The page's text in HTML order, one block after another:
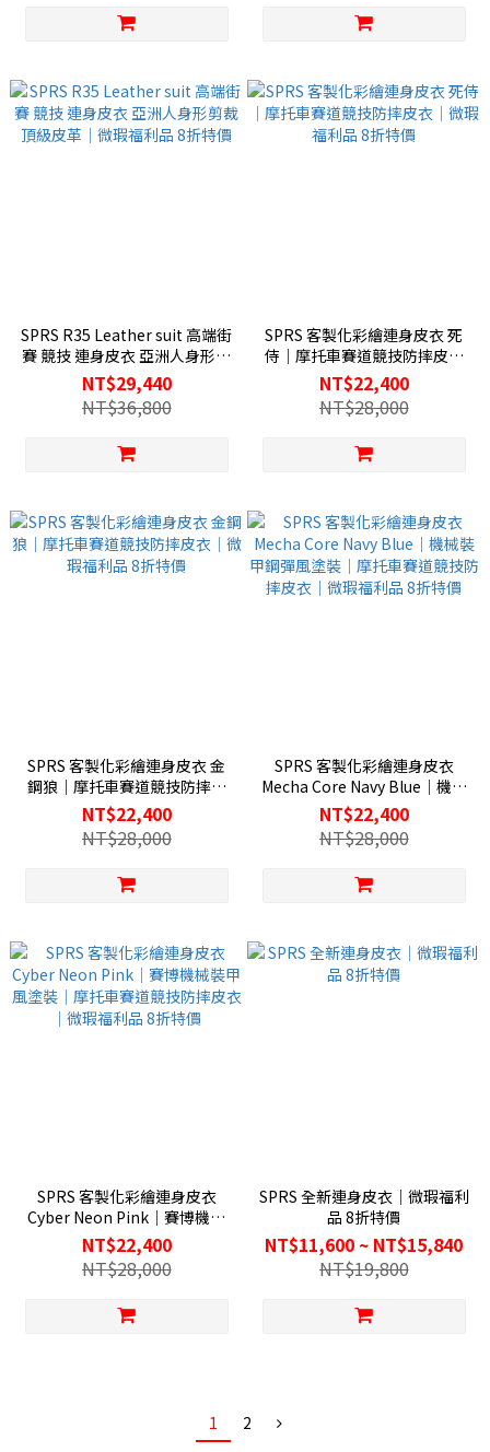
SPRS R35 Leather suit 高端街
賽 競技 連身皮衣 亞洲人身形剪
裁 頂級皮革｜微瑕福利品 8折
特價
NT$29,440
NT$36,800
SPRS 客製化彩繪連身皮衣 死
侍｜摩托車賽道競技防摔皮衣
｜微瑕福利品 8折特價
NT$22,400
NT$28,000
SPRS 客製化彩繪連身皮衣 金
鋼狼｜摩托車賽道競技防摔皮
衣｜微瑕福利品 8折特價
NT$22,400
NT$28,000
SPRS 客製化彩繪連身皮衣
Mecha Core Navy Blue｜機械
裝甲鋼彈風塗裝｜摩托車賽道
競技防摔皮衣｜微瑕福利品 8折
特價
NT$22,400
NT$28,000
SPRS 客製化彩繪連身皮衣
Cyber Neon Pink｜賽博機械
裝甲風塗裝｜摩托車賽道競技
防摔皮衣｜微瑕福利品 8折特價
NT$22,400
NT$28,000
SPRS 全新連身皮衣｜微瑕福利
品 8折特價
NT$11,600 ~ NT$15,840
NT$19,800
1 2